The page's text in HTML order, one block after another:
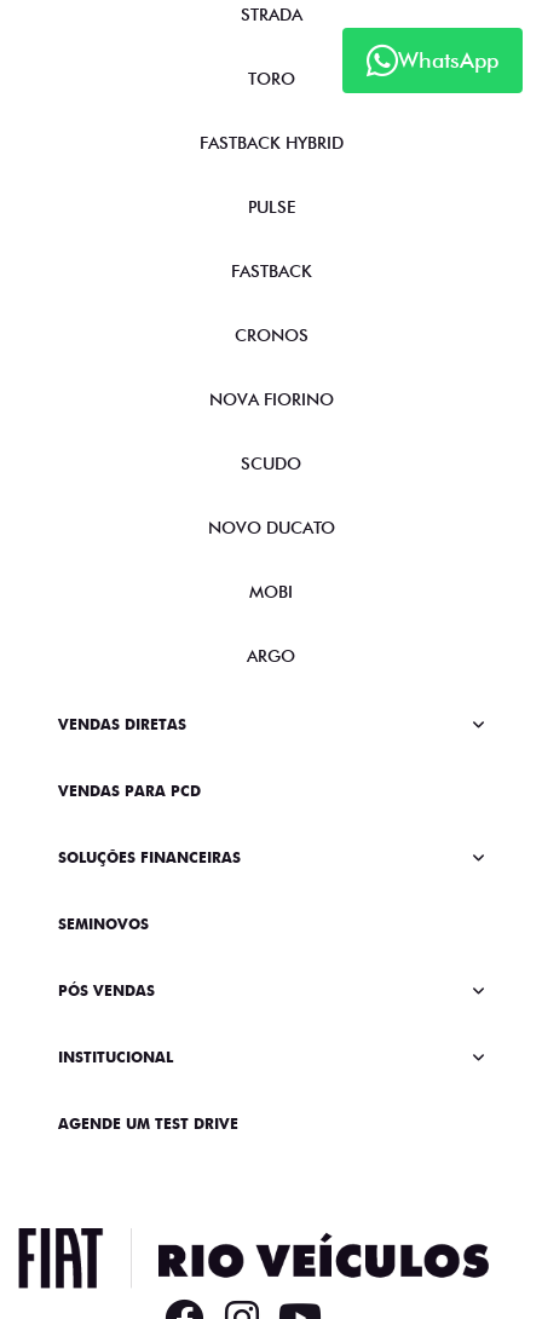
WhatsApp
STRADA
TORO
FASTBACK HYBRID
PULSE
FASTBACK
CRONOS
NOVA FIORINO
SCUDO
NOVO DUCATO
MOBI
ARGO
VENDAS DIRETAS
VENDAS PARA PCD
SOLUÇÕES FINANCEIRAS
SEMINOVOS
PÓS VENDAS
INSTITUCIONAL
AGENDE UM TEST DRIVE